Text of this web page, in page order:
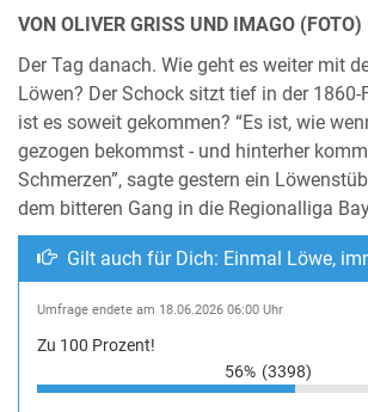
VON OLIVER GRISS UND IMAGO (FOTO)
Der Tag danach. Wie geht es weiter mit
Löwen? Der Schock sitzt tief in der 1860-
ist es soweit gekommen? “Es ist, wie
gezogen bekommst - und hinterher
Schmerzen”, sagte gestern ein
dem bitteren Gang in die Regionalliga
Gilt auch für Dich: Einmal Löwe,
Umfrage endete am 18.06.2026 06:00 Uhr
Zu 100 Prozent!
56% (3398)